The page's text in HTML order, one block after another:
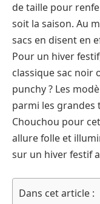
de taille pour
soit la saison. Au
sacs en disent en
Pour un hiver
classique sac noir
punchy ? Les
parmi les grandes
Chouchou pour
allure folle et
sur un hiver festif
Dans cet article :